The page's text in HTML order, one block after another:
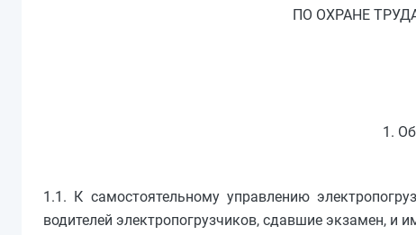
ПО ОХРАНЕ
1.
1.1. К самостоятельному управлению
водителей электропогрузчиков, сдавшие экзамен, и